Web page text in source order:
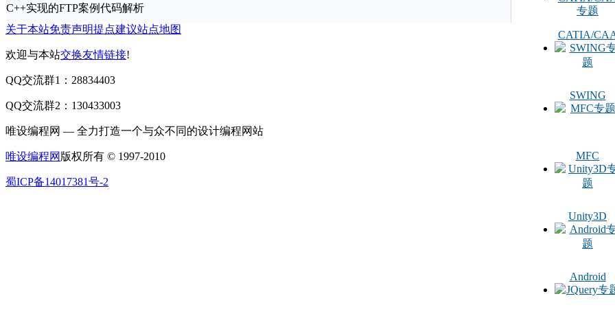
C++实现的FTP案例代码解析
CATIA/
SWING
MFC
Unity3D
Android
关于本站免责声明提点建议站点地图
欢迎与本站交换友情链接!
QQ交流群1：28834403
QQ交流群2：130433003
唯设编程网 — 全力打造一个与众不同的设计编程网站
唯设编程网 版权所有 © 1997-2010
蜀ICP备14017381号-2